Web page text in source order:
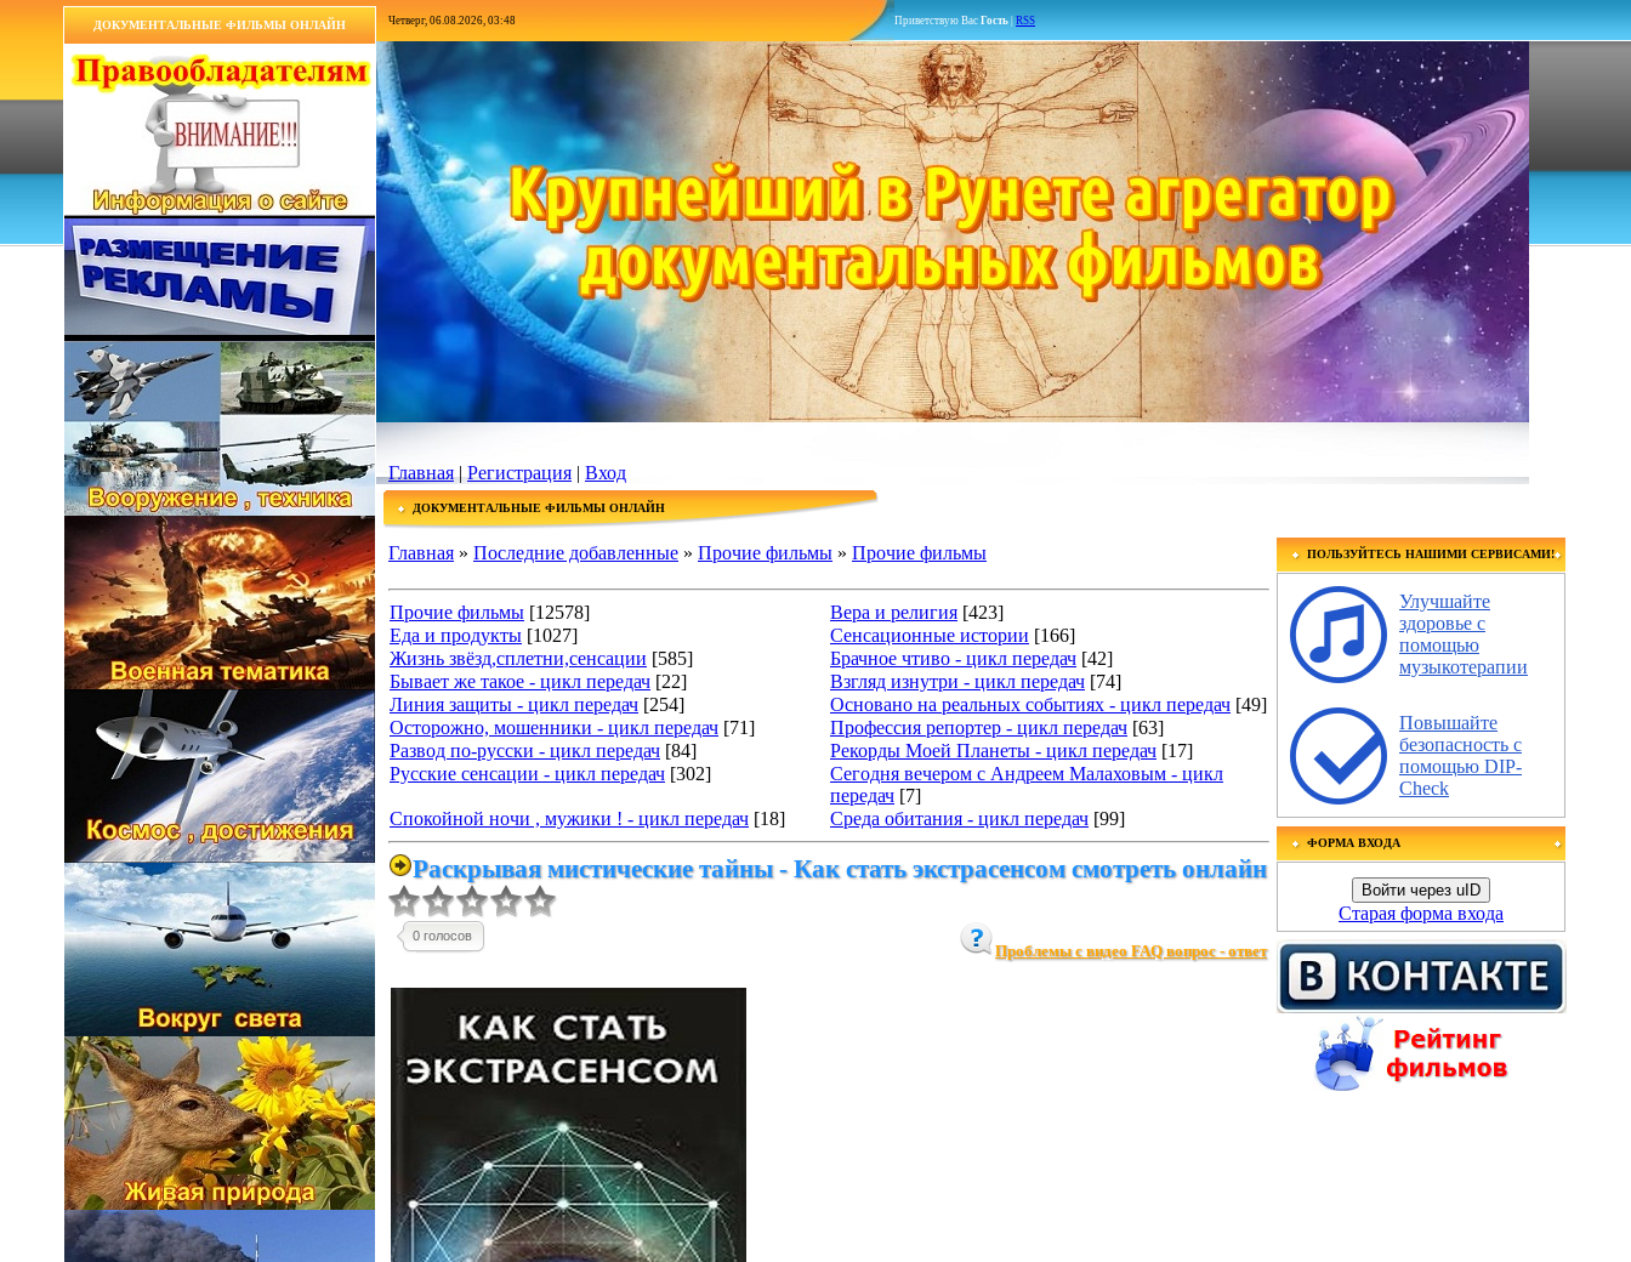
ДОКУМЕНТАЛЬНЫЕ ФИЛЬМЫ ОНЛАЙН Четверг, 06.08.2026, 03:48 Приветствую Вас Гость RSS
Главная|Регистрация | Вход
ДОКУМЕНТАЛЬНЫЕ ФИЛЬМЫ ОНЛАЙН
Главная » Последние добавленные » Прочие фильмы » Прочие фильмы
Прочие фильмы [12578] Вера и религия [423]
Еда и продукты [1027] Сенсационные истории [166]
Жизнь звёзд,сплетни,сенсации [585] Брачное чтиво - цикл передач [42]
Бывает же такое - цикл передач [22] Взгляд изнутри - цикл передач [74]
Линия защиты - цикл передач [254] Основано на реальных событиях - цикл передач [49]
Осторожно, мошенники - цикл передач [71] Профессия репортер - цикл передач [63]
Развод по-русски - цикл передач [84] Рекорды Моей Планеты - цикл передач [17]
Русские сенсации - цикл передач [302]
Сегодня вечером с Андреем Малаховым - цикл
передач [7]
Спокойной ночи , мужики ! - цикл передач [18] Среда обитания - цикл передач [99]
Раскрывая мистические тайны - Как стать экстрасенсом смотреть онлайн
0 голосов
Проблемы с видео FAQ вопрос - ответ
ПОЛЬЗУЙТЕСЬ НАШИМИ СЕРВИСАМИ!
Улучшайте
здоровье с
помощью
музыкотерапии
Повышайте
безопасность с
помощью DIP-
Check
ФОРМА ВХОДА
Войти через uID
Старая форма входа